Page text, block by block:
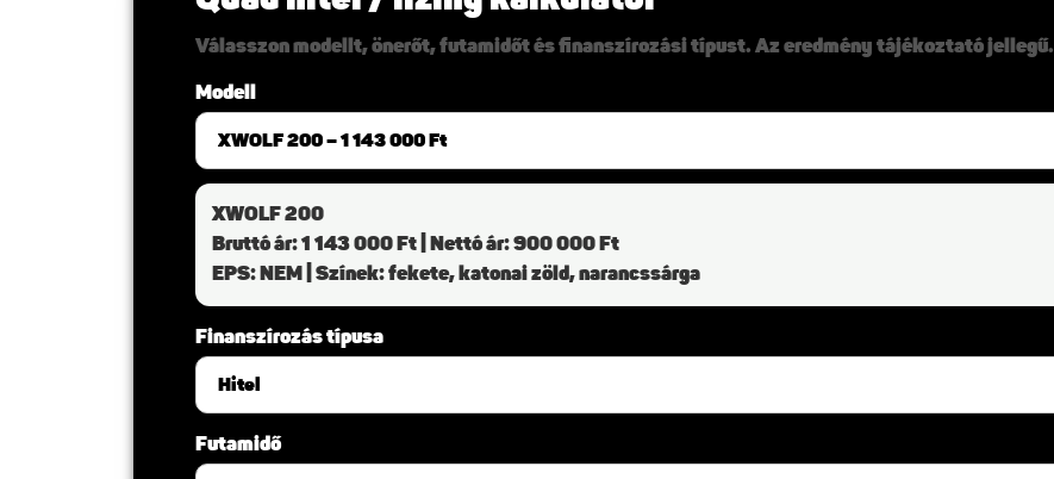
Válasszon modellt, önerőt, futamidőt és finanszírozási típust. Az eredmény tájékoztató jellegű.
Modell
XWOLF 200
Bruttó ár: 1 143 000 Ft | Nettó ár: 900 000 Ft
EPS: NEM | Színek: fekete, katonai zöld, narancssárga
Finanszírozás típusa
Futamidő